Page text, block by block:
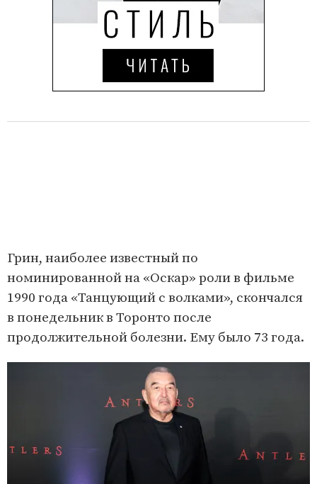
Грин, наиболее известный по
номинированной на «Оскар» роли в фильме
1990 года «Танцующий с волками», скончался
в понедельник в Торонто после
продолжительной болезни. Ему было 73 года.